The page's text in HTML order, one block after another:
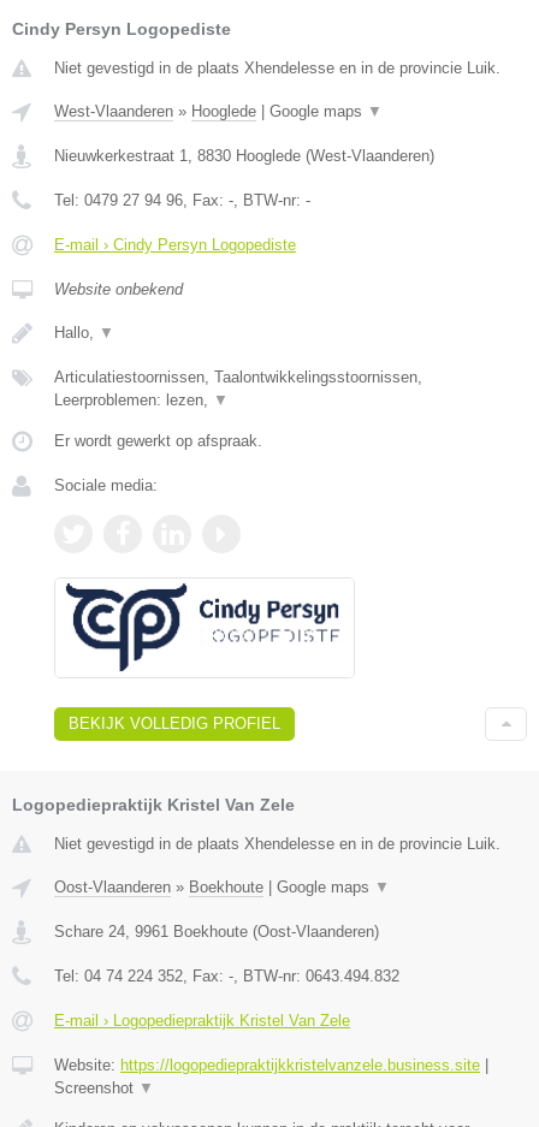
Cindy Persyn Logopediste
Niet gevestigd in de plaats Xhendelesse en in de provincie Luik.
West-Vlaanderen » Hooglede | Google maps ▼
Nieuwkerkestraat 1 8830 Hooglede (West-Vlaanderen)
Tel: 0479 27 94 96 , Fax: - , BTW-nr: -
E-mail › Cindy Persyn Logopediste
Website onbekend
Hallo, ▼
Articulatiestoornissen, Taalontwikkelingsstoornissen,
Leerproblemen: lezen,
▼
Er wordt gewerkt op afspraak.
Sociale media:
BEKIJK VOLLEDIG PROFIEL
Logopediepraktijk Kristel Van Zele
Niet gevestigd in de plaats Xhendelesse en in de provincie Luik.
Oost-Vlaanderen » Boekhoute Google maps ▼
Schare 24 9961 Boekhoute (Oost-Vlaanderen)
Tel: 04 74 224 352 , Fax: - , BTW-nr: 0643.494.832
E-mail › Logopediepraktijk Kristel Van Zele
Website: https://logopediepraktijkkristelvanzele.business.site
Screenshot ▼